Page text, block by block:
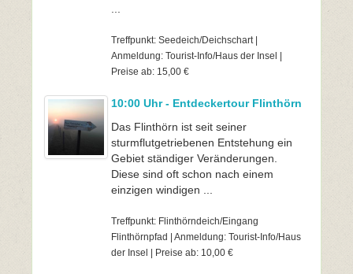
Treffpunkt: Seedeich/Deichschart |
Anmeldung: Tourist-Info/Haus der Insel |
Preise ab: 15,00 €
10:00 Uhr - Entdeckertour Flinthörn
Das Flinthörn ist seit seiner
sturmflutgetriebenen Entstehung ein
Gebiet ständiger Veränderungen.
Diese sind oft schon nach einem
einzigen windigen ...
Treffpunkt: Flinthörndeich/Eingang
Flinthörnpfad | Anmeldung: Tourist-Info/Haus
der Insel | Preise ab: 10,00 €